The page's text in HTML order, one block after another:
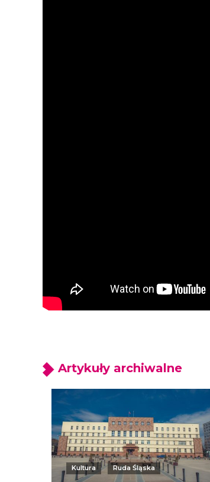
Artykuły archiwalne
Kultura Ruda Śląska